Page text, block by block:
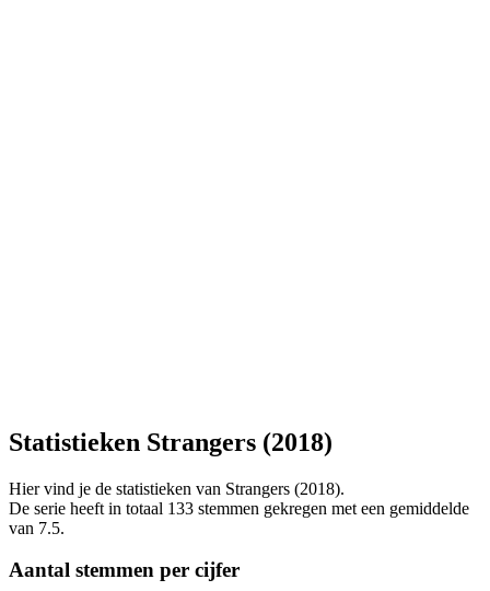
Statistieken Strangers (2018)
Hier vind je de statistieken van Strangers (2018).
De serie heeft in totaal 133 stemmen gekregen met een gemiddelde
van 7.5.
Aantal stemmen per cijfer